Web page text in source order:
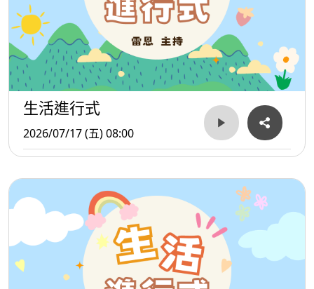
生活進行式
2026/07/17 (五) 08:00